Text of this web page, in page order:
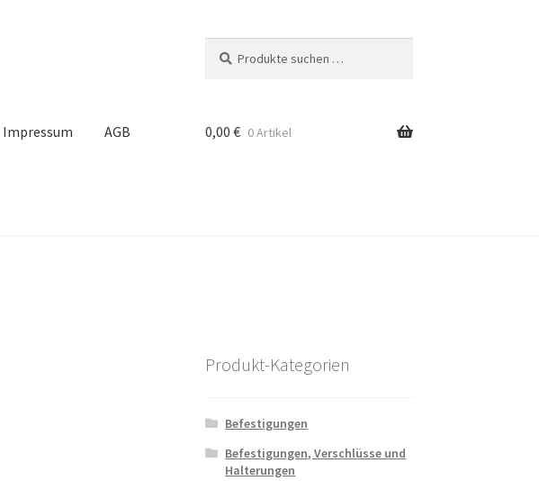
nach:
Impressum AGB 0,00 € 0 Artikel
Produkt-Kategorien
Befestigungen
Befestigungen, Verschlüsse und
Halterungen